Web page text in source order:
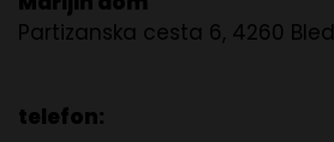
Partizanska cesta 6, 4260 Bled
telefon: